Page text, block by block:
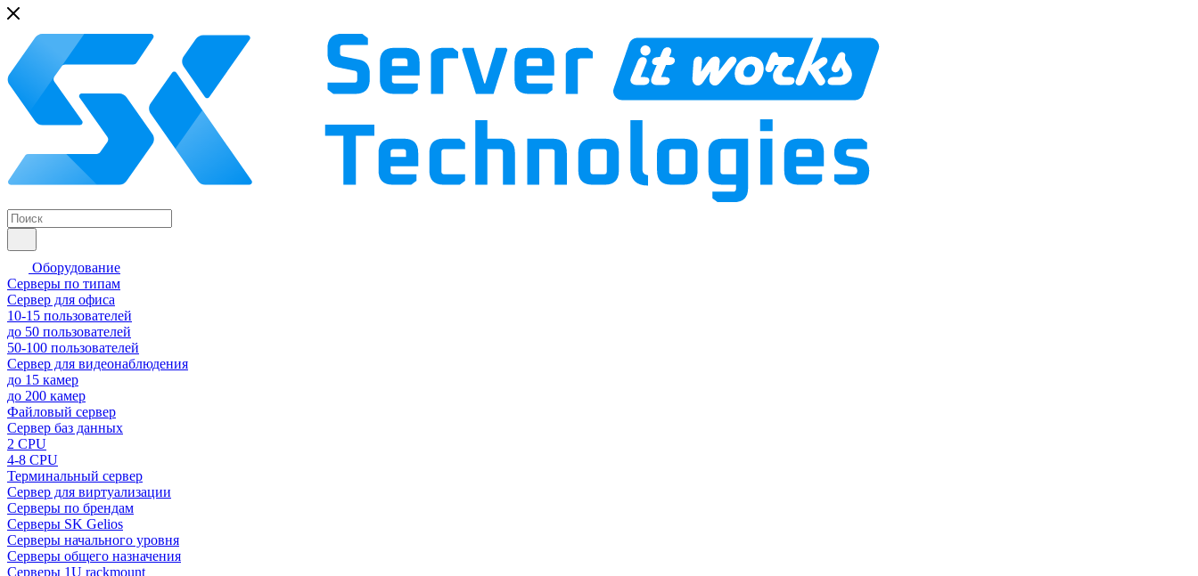
Оборудование
Серверы по типам
Сервер для офиса
10-15 пользователей
до 50 пользователей
50-100 пользователей
Сервер для видеонаблюдения
до 15 камер
до 200 камер
Файловый сервер
Сервер баз данных
2 CPU
4-8 CPU
Терминальный сервер
Сервер для виртуализации
Серверы по брендам
Серверы SK Gelios
Серверы начального уровня
Серверы общего назначения
Серверы 1U rackmount